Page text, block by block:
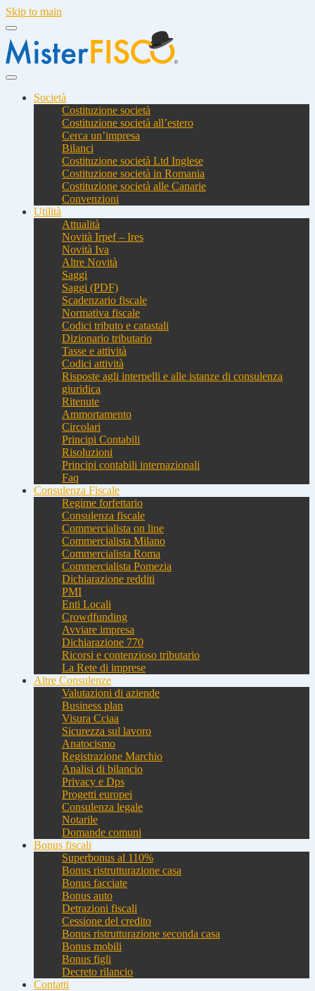
Skip to main
Società
Costituzione società
Costituzione società all’estero
Cerca un’impresa
Bilanci
Costituzione società Ltd Inglese
Costituzione società in Romania
Costituzione società alle Canarie
Convenzioni
Utilità
Attualità
Novità Irpef – Ires
Novità Iva
Altre Novità
Saggi
Saggi (PDF)
Scadenzario fiscale
Normativa fiscale
Codici tributo e catastali
Dizionario tributario
Tasse e attività
Codici attività
Risposte agli interpelli e alle istanze di consulenza
giuridica
Ritenute
Ammortamento
Circolari
Principi Contabili
Risoluzioni
Principi contabili internazionali
Faq
Consulenza Fiscale
Regime forfettario
Consulenza fiscale
Commercialista on line
Commercialista Milano
Commercialista Roma
Commercialista Pomezia
Dichiarazione redditi
PMI
Enti Locali
Crowdfunding
Avviare impresa
Dichiarazione 770
Ricorsi e contenzioso tributario
La Rete di imprese
Altre Consulenze
Valutazioni di aziende
Business plan
Visura Cciaa
Sicurezza sul lavoro
Anatocismo
Registrazione Marchio
Analisi di bilancio
Privacy e Dps
Progetti europei
Consulenza legale
Notarile
Domande comuni
Bonus fiscali
Superbonus al 110%
Bonus ristrutturazione casa
Bonus facciate
Bonus auto
Detrazioni fiscali
Cessione del credito
Bonus ristrutturazione seconda casa
Bonus mobili
Bonus figli
Decreto rilancio
Contatti